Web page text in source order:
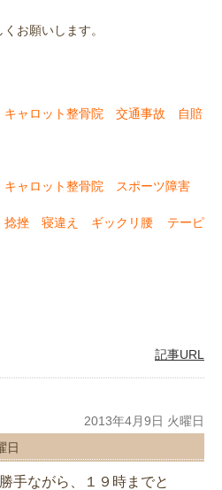
お願いします。
ャロット整骨院 交通事故 自賠
ャロット整骨院 スポーツ障害
挫 寝違え ギックリ腰 テーピ
記事URL
2013年4月9日 火曜日
日
手ながら、１９時までと